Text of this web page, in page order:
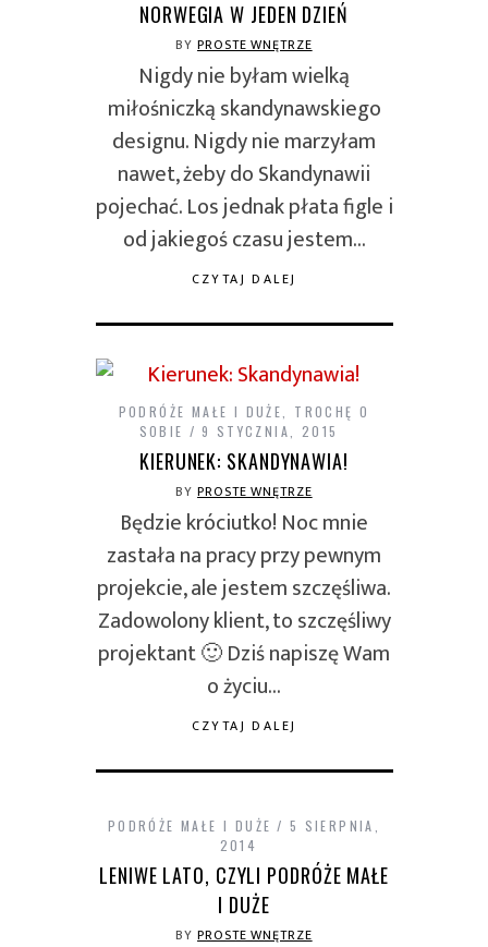
NORWEGIA W JEDEN DZIEŃ
BYPROSTE WNĘTRZE
Nigdy nie byłam wielką
miłośniczką skandynawskiego
designu. Nigdy nie marzyłam
nawet, żeby do Skandynawii
pojechać. Los jednak płata figle i
od jakiegoś czasu jestem…
CZYTAJ DALEJ
PODRÓŻE MAŁE I DUŻE
TROCHĘ O
SOBIE
9 STYCZNIA, 2015
KIERUNEK: SKANDYNAWIA!
BYPROSTE WNĘTRZE
Będzie króciutko! Noc mnie
zastała na pracy przy pewnym
projekcie, ale jestem szczęśliwa.
Zadowolony klient, to szczęśliwy
projektant 🙂 Dziś napiszę Wam
o życiu…
CZYTAJ DALEJ
PODRÓŻE MAŁE I DUŻE
5 SIERPNIA,
2014
LENIWE LATO, CZYLI PODRÓŻE MAŁE
I DUŻE
BYPROSTE WNĘTRZE